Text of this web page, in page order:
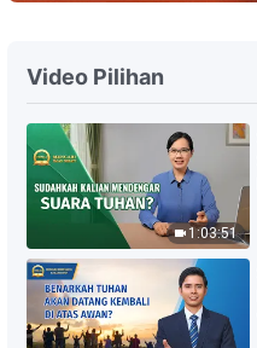
55:24
39:16
Video Pilihan
1:03:51